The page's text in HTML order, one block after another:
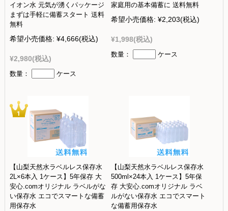
イオン水 元気が湧くパッケージ
まずは手軽に備蓄スタート 送料
無料
希望小売価格: ¥4,666(税込)
¥2,980(税込)
数量： ケース
家庭用の基本備蓄に 送料無料
希望小売価格: ¥2,203(税込)
¥1,998(税込)
数量： ケース
【山梨天然水ラベルレス保存水
2L×6本入 1ケース】5年保存 大
安心.comオリジナル ラベルがな
い保存水 エコでスマートな備蓄
用保存水
【山梨天然水ラベルレス保存水
500ml×24本入 1ケース】5年保
存 大安心.comオリジナル ラベ
ルがない保存水 エコでスマート
な備蓄用保存水